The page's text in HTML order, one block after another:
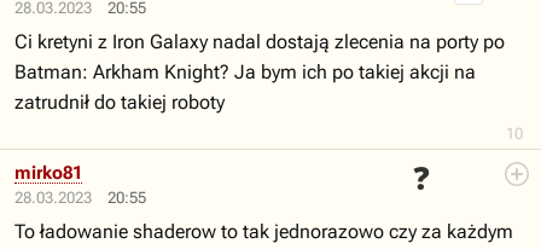
28.03.2023 20:55
10
Ci kretyni z Iron Galaxy nadal dostają zlecenia na porty po
Batman: Arkham Knight? Ja bym ich po takiej akcji na
zatrudnił do takiej roboty
28.03.2023 20:55
❓
mirko81
To ładowanie shaderow to tak jednorazowo czy za każdym